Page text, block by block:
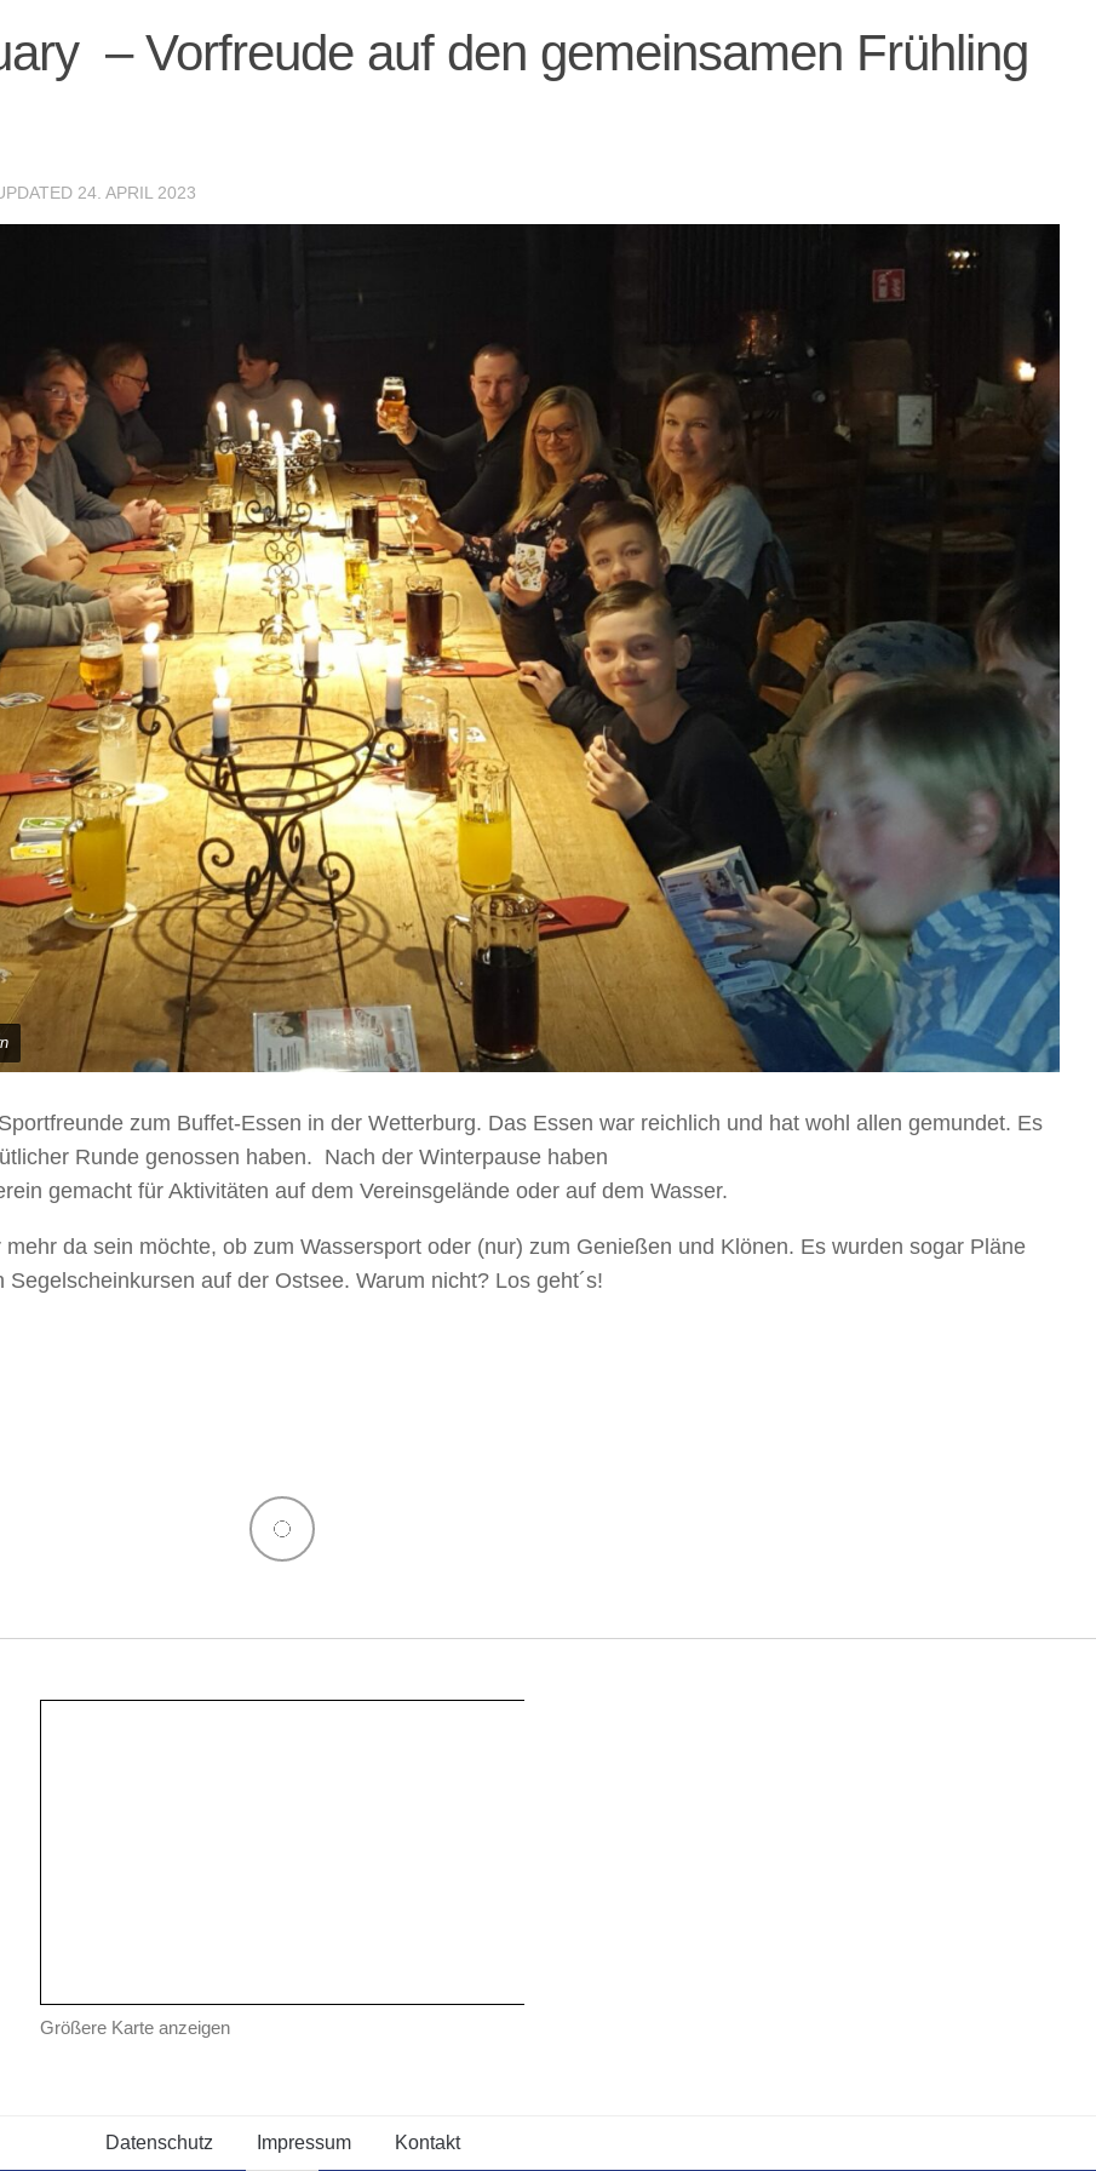
– Vorfreude auf den gemeinsamen Frühling
24. APRIL 2023
zum Buffet-Essen in der Wetterburg. Das Essen war reichlich und hat wohl allen gemundet. Es
Runde genossen haben. Nach der Winterpause haben
gemacht für Aktivitäten auf dem Vereinsgelände oder auf dem Wasser.
da sein möchte, ob zum Wassersport oder (nur) zum Genießen und Klönen. Es wurden sogar Pläne
auf der Ostsee. Warum nicht? Los geht´s!